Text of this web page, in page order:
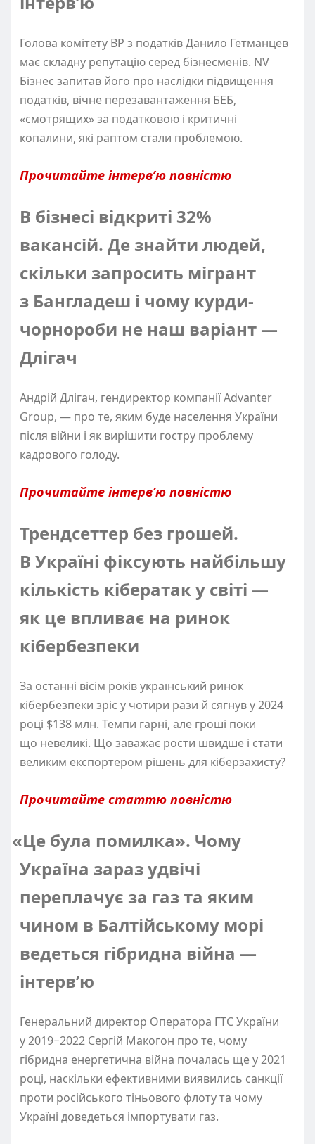
Голова комітету ВР з податків Данило Гетманцев
має складну репутацію серед бізнесменів. NV
Бізнес запитав його про наслідки підвищення
податків, вічне перезавантаження БЕБ,
«смотрящих» за податковою і критичні
копалини, які раптом стали проблемою.
Прочитайте інтерв’ю повністю
В бізнесі відкриті 32%
вакансій. Де знайти людей,
скільки запросить мігрант
з Бангладеш і чому курди-
чорнороби не наш варіант —
Длігач
Андрій Длігач, гендиректор компанії Advanter
Group, — про те, яким буде населення України
після війни і як вирішити гостру проблему
кадрового голоду.
Прочитайте інтерв’ю повністю
Трендсеттер без грошей.
В Україні фіксують найбільшу
кількість кібератак у світі —
як це впливає на ринок
кібербезпеки
За останні вісім років український ринок
кібербезпеки зріс у чотири рази й сягнув у 2024
році $138 млн. Темпи гарні, але гроші поки
що невеликі. Що заважає рости швидше і стати
великим експортером рішень для кіберзахисту?
Прочитайте статтю повністю
«Це була помилка». Чому
Україна зараз удвічі
переплачує за газ та яким
чином в Балтійському морі
ведеться гібридна війна —
інтерв’ю
Генеральний директор Оператора ГТС України
у 2019−2022 Сергій Макогон про те, чому
гібридна енергетична війна почалась ще у 2021
році, наскільки ефективними виявились санкції
проти російського тіньового флоту та чому
Україні доведеться імпортувати газ.